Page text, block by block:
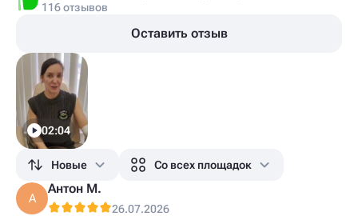
116 отзывов
Оставить отзыв
02:04
Новые Со всех площадок
А
Антон М.
26.07.2026